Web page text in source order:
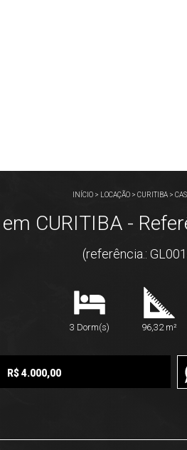
INÍCIO> LOCAÇÃO> CURITIBA>
CURITIBA -
(referência.:
3 Dorm(s) 96,32 m²
R$ 4.000,00